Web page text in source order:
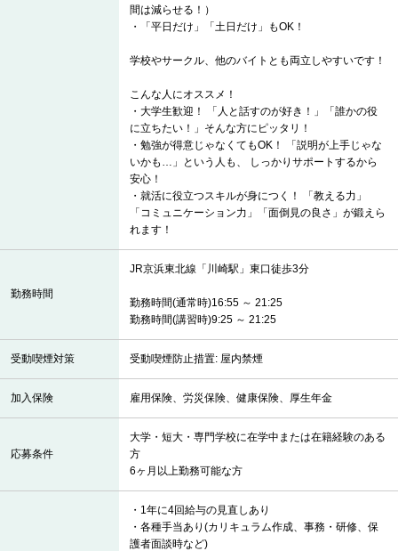
間は減らせる！）
・「平日だけ」「土日だけ」もOK！
学校やサークル、他のバイトとも両立しやすいです！
こんな人にオススメ！
・大学生歓迎！ 「人と話すのが好き！」「誰かの役
に立ちたい！」そんな方にピッタリ！
・勉強が得意じゃなくてもOK！ 「説明が上手じゃな
いかも…」という人も、 しっかりサポートするから
安心！
・就活に役立つスキルが身につく！ 「教える力」
「コミュニケーション力」「面倒見の良さ」が鍛えら
れます！
勤務時間
JR京浜東北線「川崎駅」東口徒歩3分
勤務時間(通常時)16:55 ～ 21:25
勤務時間(講習時)9:25 ～ 21:25
受動喫煙対策 受動喫煙防止措置: 屋内禁煙
加入保険 雇用保険、労災保険、健康保険、厚生年金
応募条件
大学・短大・専門学校に在学中または在籍経験のある
方
6ヶ月以上勤務可能な方
・1年に4回給与の見直しあり
・各種手当あり(カリキュラム作成、事務・研修、保
護者面談時など)